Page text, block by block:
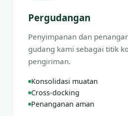
Pergudangan
Penyimpanan dan
gudang kami sebagai titik
pengiriman.
Konsolidasi muatan
Cross-docking
Penanganan aman